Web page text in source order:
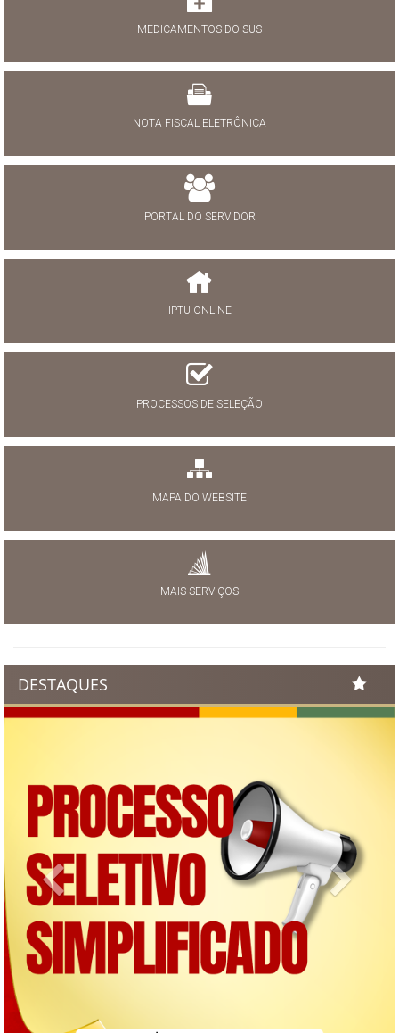
MEDICAMENTOS DO SUS
NOTA FISCAL ELETRÔNICA
PORTAL DO SERVIDOR
IPTU ONLINE
PROCESSOS DE SELEÇÃO
MAPA DO WEBSITE
MAIS SERVIÇOS
DESTAQUES
Previous Next